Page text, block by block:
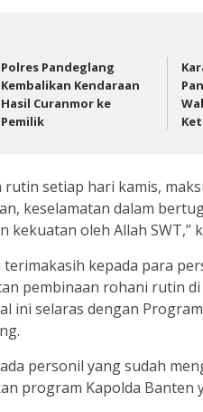
‎Polres Pandeglang
Kembalikan Kendaraan
Hasil Curanmor ke
Pemilik ‎ ‎
rutin setiap hari kamis,
keselamatan dalam
oleh Allah SWT,”
kepada para
pembinaan rohani rutin
ini selaras dengan
personil yang sudah
program Kapolda Banten